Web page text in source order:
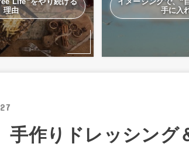
理由
手に入
手作りドレッシング